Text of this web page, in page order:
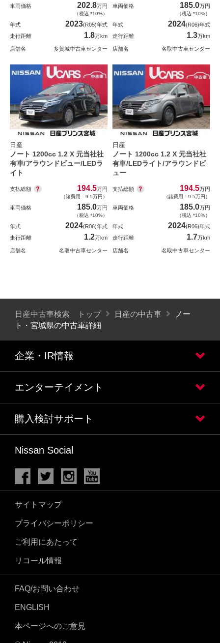
車両価格 202.8万円
（税込 *10%）
年式 2023(R05)年式
走行距離
1.8万km
店舗名 多賀城中古車センター
車両価格 185.0万円
（税込 *10%）
年式 2024(R06)年式
走行距離
1.3万km
店舗名 名取中古車センター
日産
ノート 1200cc 1.2 X 元当社社
有車/アラウンドビュー/LEDラ
イト
支払総額 194.5万円
（諸費用：9.5万円）
車両価格 185.0万円
（税込 *10%）
年式 2024(R06)年式
走行距離
1.2万km
店舗名 名取中古車センター
日産
ノート 1200cc 1.2 X 元当社社
有車/LEDライト/アラウンドビ
ュー
支払総額 194.5万円
（諸費用：9.5万円）
車両価格 185.0万円
（税込 *10%）
年式 2024(R06)年式
走行距離
1.7万km
店舗名 名取中古車センター
日産中古車検索 トップ 日産の中古車
ノー
ト・宮城県の中古車詳細
企業・IR情報
エンターテイメント
購入検討サポート
Nissan Social
サイトマップ
プライバシーポリシー
ご利用にあたって
リコール情報
FAQ/お問い合わせ
ENGLISH
本ページへのご意見